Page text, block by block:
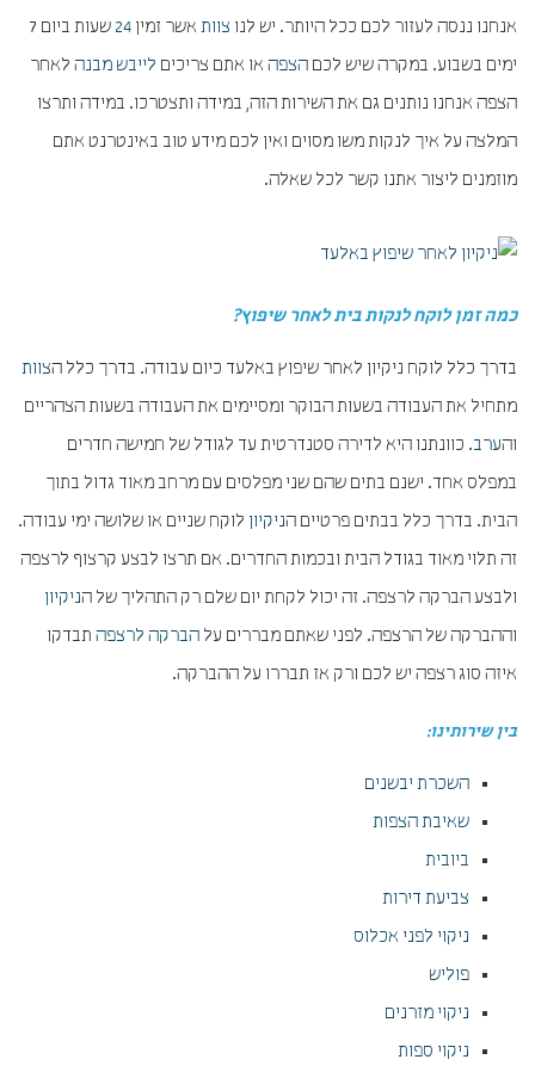
אנחנו ננסה לעזור לכם ככל היותר. יש לנו צוות אשר זמין 24
שעות ביום 7
ימים בשבוע. במקרה שיש לכם הצפה או אתם צריכים לייבש מבנה לאחר
הצפה אנחנו נותנים גם את השירות הזה, במידה ותצטרכו. במידה ותרצו
המלצה על איך לנקות משו מסוים ואין לכם מידע טוב באינטרנט אתם
מוזמנים ליצור אתנו קשר לכל שאלה.
כמה זמן לוקח לנקות בית לאחר שיפוץ?
בדרך כלל לוקח ניקיון לאחר שיפוץ באלעד כיום עבודה. בדרך כלל הצוות
מתחיל את העבודה בשעות הבוקר ומסיימים את העבודה בשעות הצהריים
והערב. כוונתנו היא לדירה סטנדרטית עד לגודל של חמישה חדרים
במפלס אחד. ישנם בתים שהם שני מפלסים עם מרחב מאוד גדול בתוך
הבית. בדרך כלל בבתים פרטיים הניקיון לוקח שניים או שלושה ימי עבודה.
זה תלוי מאוד בגודל הבית ובכמות החדרים. אם תרצו לבצע קרצוף לרצפה
ולבצע הברקה לרצפה. זה יכול לקחת יום שלם רק התהליך של הניקיון
וההברקה של הרצפה. לפני שאתם מבררים על הברקה לרצפה תבדקו
איזה סוג רצפה יש לכם ורק אז תבררו על ההברקה.
בין שירותינו:
השכרת יבשנים
שאיבת הצפות
ביובית
צביעת דירות
ניקוי לפני אכלוס
פוליש
ניקוי מזרנים
ניקוי ספות